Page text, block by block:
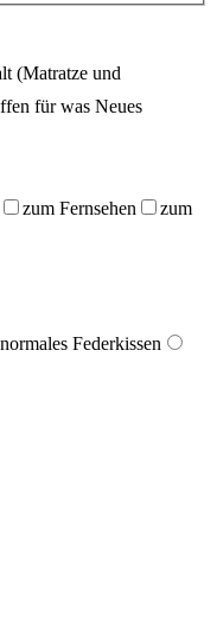
(Matratze und
für was Neues
zum Fernsehen
zum
normales Federkissen